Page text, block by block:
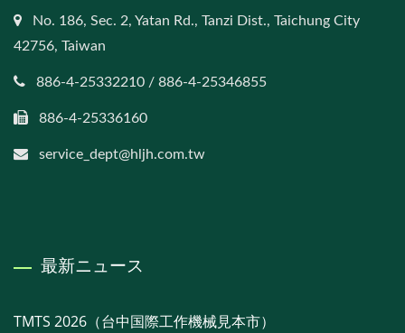
No. 186, Sec. 2, Yatan Rd., Tanzi Dist., Taichung City
42756, Taiwan
886-4-25332210 / 886-4-25346855
886-4-25336160
service_dept@hljh.com.tw
最新ニュース
TMTS 2026（台中国際工作機械見本市）